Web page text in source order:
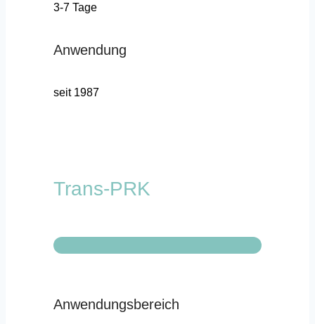
3-7 Tage
Anwendung
seit 1987
Trans-PRK
Anwendungsbereich